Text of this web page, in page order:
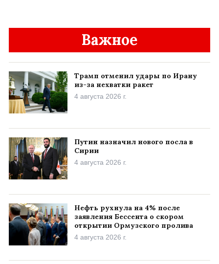
Важное
Трамп отменил удары по Ирану
из-за нехватки ракет
4 августа 2026 г.
Путин назначил нового посла в
Сирии
4 августа 2026 г.
Нефть рухнула на 4% после
заявления Бессента о скором
открытии Ормузского пролива
4 августа 2026 г.